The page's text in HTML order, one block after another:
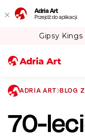
Adria Art
Przejdź do aplikacji
Kraków!
ADRIA ART BLOG
70-